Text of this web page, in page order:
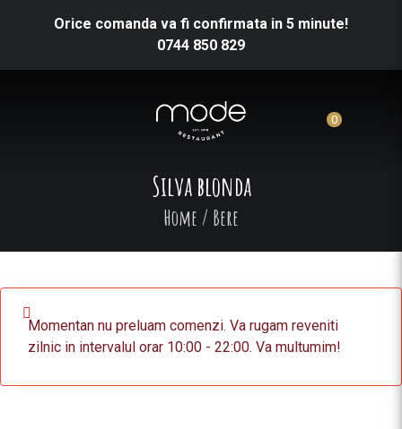
Orice comanda va fi confirmata in 5 minute!
0744 850 829
0
Silva blonda
Home / Bere
Momentan nu preluam comenzi. Va rugam reveniti
zilnic in intervalul orar 10:00 - 22:00. Va multumim!